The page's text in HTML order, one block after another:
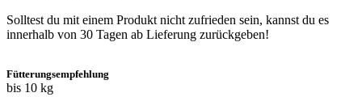
Solltest du mit einem Produkt nicht zufrieden sein, kannst du es
innerhalb von 30 Tagen ab Lieferung zurückgeben!
Fütterungsempfehlung
bis 10 kg